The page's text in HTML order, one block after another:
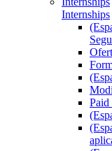
Internships
Paid